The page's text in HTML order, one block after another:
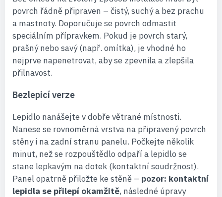
povrch řádně připraven – čistý, suchý a bez prachu
a mastnoty. Doporučuje se povrch odmastit
speciálním přípravkem. Pokud je povrch starý,
prašný nebo savý (např. omítka), je vhodné ho
nejprve napenetrovat, aby se zpevnila a zlepšila
přilnavost.
Bezlepicí verze
Lepidlo nanášejte v dobře větrané místnosti.
Nanese se rovnoměrná vrstva na připravený povrch
stěny i na zadní stranu panelu. Počkejte několik
minut, než se rozpouštědlo odpaří a lepidlo se
stane lepkavým na dotek (kontaktní soudržnost).
Panel opatrně přiložte ke stěně – pozor: kontaktní
lepidla se přilepí okamžitě, následné úpravy